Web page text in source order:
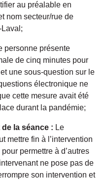
au préalable en
nom secteur/rue de
personne présente
de cinq minutes pour
une sous-question sur le
électronique ne
cette mesure avait été
durant la pandémie;
la séance : Le
mettre fin à l’intervention
permettre à d’autres
ne pose pas de
son intervention et